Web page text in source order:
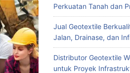
Perkuatan Tanah dan
Jual Geotextile
Jalan, Drainase, dan
Distributor Geotextile
untuk Proyek